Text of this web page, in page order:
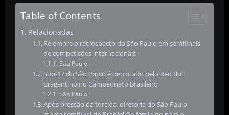
Table of Contents
Relacionadas
Relembre o retrospecto do São Paulo em semifinais
de competições internacionais
São Paulo
Sub-17 do São Paulo é derrotado pelo Red Bull
Bragantino no Campeonato Brasileiro
São Paulo
Após pressão da torcida, diretoria do São Paulo